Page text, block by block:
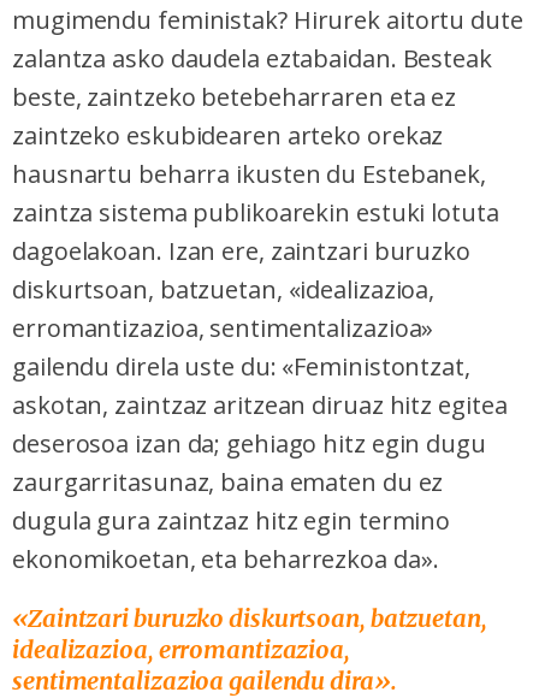
mugimendu feministak? Hirurek aitortu dute
zalantza asko daudela eztabaidan. Besteak
beste, zaintzeko betebeharraren eta ez
zaintzeko eskubidearen arteko orekaz
hausnartu beharra ikusten du Estebanek,
zaintza sistema publikoarekin estuki lotuta
dagoelakoan. Izan ere, zaintzari buruzko
diskurtsoan, batzuetan, «idealizazioa,
erromantizazioa, sentimentalizazioa»
gailendu direla uste du: «Feministontzat,
askotan, zaintzaz aritzean diruaz hitz egitea
deserosoa izan da; gehiago hitz egin dugu
zaurgarritasunaz, baina ematen du ez
dugula gura zaintzaz hitz egin termino
ekonomikoetan, eta beharrezkoa da».
«Zaintzari buruzko diskurtsoan, batzuetan,
idealizazioa, erromantizazioa,
sentimentalizazioa gailendu dira».